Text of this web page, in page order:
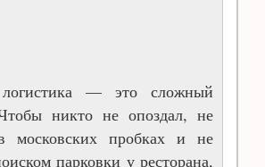
логистика — это сложный
никто не опоздал, не
московских пробках и не
парковки у ресторана,